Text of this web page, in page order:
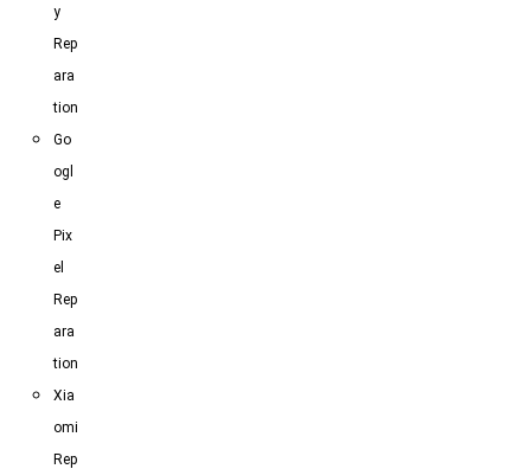
y
Rep
ara
tion
Go
ogl
e
Pix
el
Rep
ara
tion
Xia
omi
Rep